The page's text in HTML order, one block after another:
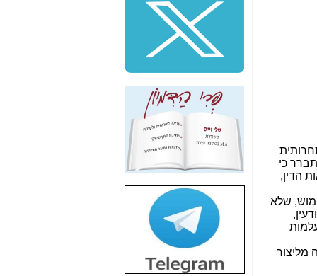
כי
הדין,
שלא
מליצור
שלמה פילבר (עד
לאחרונה מנכ"ל משרד
התקשורת) - עד
מדינה? הצחקתם
"יש אפליה בחקירה"?
חשיפה: למה השר
משה כחלון לא נחקר
עד היום? -
כאן
חשיפת חשד לשחיתות
הדומה לזו של "תיק
הסלולר -כאן
חשיפת מה שלא
רוצים שתדעו בעניין
פריסת אנלימיטד
(בניחוח בלתי נסבל) -
כאן